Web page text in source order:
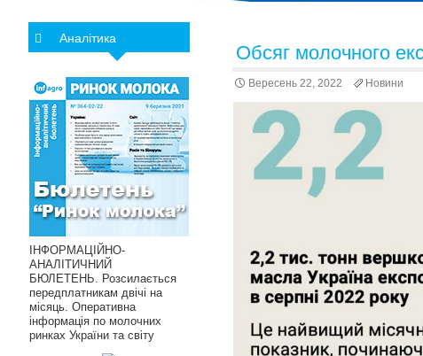
Обсяг молочного
Вересень 22, 2022 Новини
Аналітика
ІНФОРМАЦІЙНО-
АНАЛІТИЧНИЙ
БЮЛЕТЕНЬ. Розсилається
передплатникам двічі на
місяць. Оперативна
інформація по молочних
ринках України та світу